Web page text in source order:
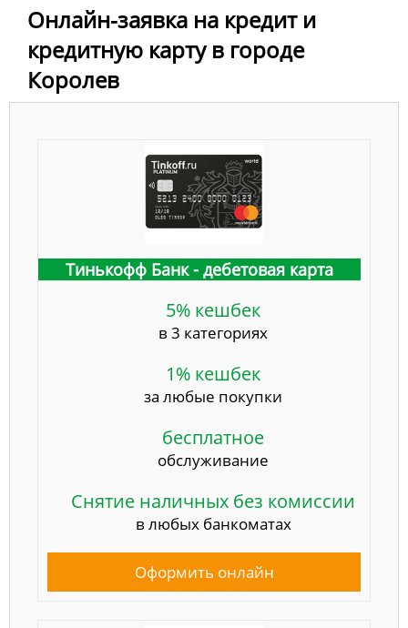
Онлайн-заявка на кредит и
кредитную карту в городе
Королев
Тинькофф Банк - дебетовая карта
5% кешбек
в 3 категориях
1% кешбек
за любые покупки
бесплатное
обслуживание
Снятие наличных без комиссии
в любых банкоматах
Оформить онлайн